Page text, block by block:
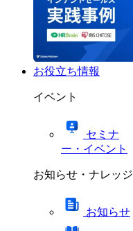
お役立ち情報
イベント
セミナ
ー・イベント
お知らせ・ナレッジ
お知らせ